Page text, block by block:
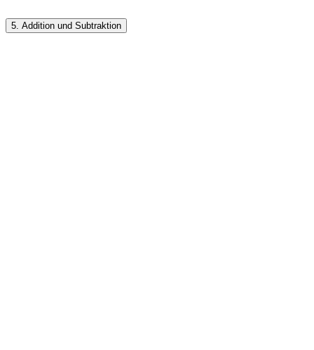
5. Addition und Subtraktion